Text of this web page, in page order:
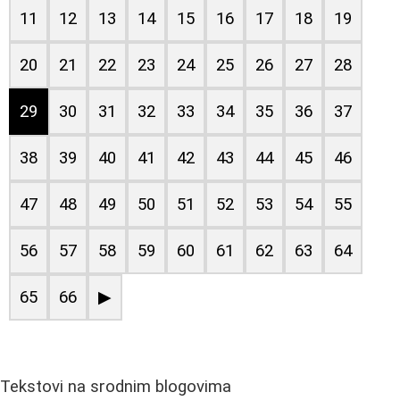
11 12 13 14 15 16 17 18 19
20 21 22 23 24 25 26 27 28
29 30 31 32 33 34 35 36 37
38 39 40 41 42 43 44 45 46
47 48 49 50 51 52 53 54 55
56 57 58 59 60 61 62 63 64
65 66 ▶
Tekstovi na srodnim blogovima